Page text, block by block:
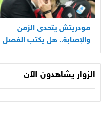
مودريتش يتحدى الزمن
والإصابة.. هل يكتب الفصل
الأخير في أسطورته
المونديالية؟
الزوار يشاهدون الآن